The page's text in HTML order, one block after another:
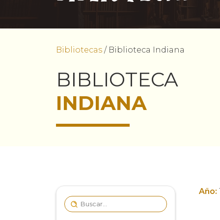
Bibliotecas / Biblioteca Indiana
BIBLIOTECA
INDIANA
Año: